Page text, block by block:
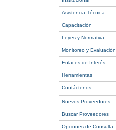
Asistencia Técnica
Capacitación
Leyes y Normativa
Monitoreo y Evaluación
Enlaces de Interés
Herramientas
Contáctenos
Nuevos Proveedores
Buscar Proveedores
Opciones de Consulta